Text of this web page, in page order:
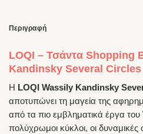
Περιγραφή
LOQI – Τσάντα Shopping
Kandinsky Several Circles
Η LOQI Wassily Kandinsky
αποτυπώνει τη μαγεία της
από τα πιο εμβληματικά έργα του
πολύχρωμοι κύκλοι, οι δυναμικές